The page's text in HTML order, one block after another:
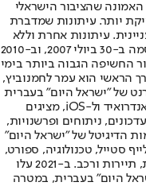
שהציבור הישראלי
יותר. עיתונות שמדברת
עיתונות אחרת וללא
תשלום. המהדורה המודפסת הראשונה פורסמה ב-30 ביולי 2007, וב-2010
החשיפה הגבוה ביותר בימי
הראשי הוא עמר לחמנוביץ,
של "ישראל היום" בעברית
ובאנגלית, כמו כן היישומונים (אפליקציות) לאנדרואיד ול-iOS, מציגים
ניתוחים ופרשנויות,
הדיגיטל של "ישראל היום"
סטייל, טכנולוגיה, ספורט,
כלכלה וצרכנות, בריאות, חיילים, אוכל, יהדות, תיירות ורכב. ב-2021 עלו
היום" בעברית, במטרה